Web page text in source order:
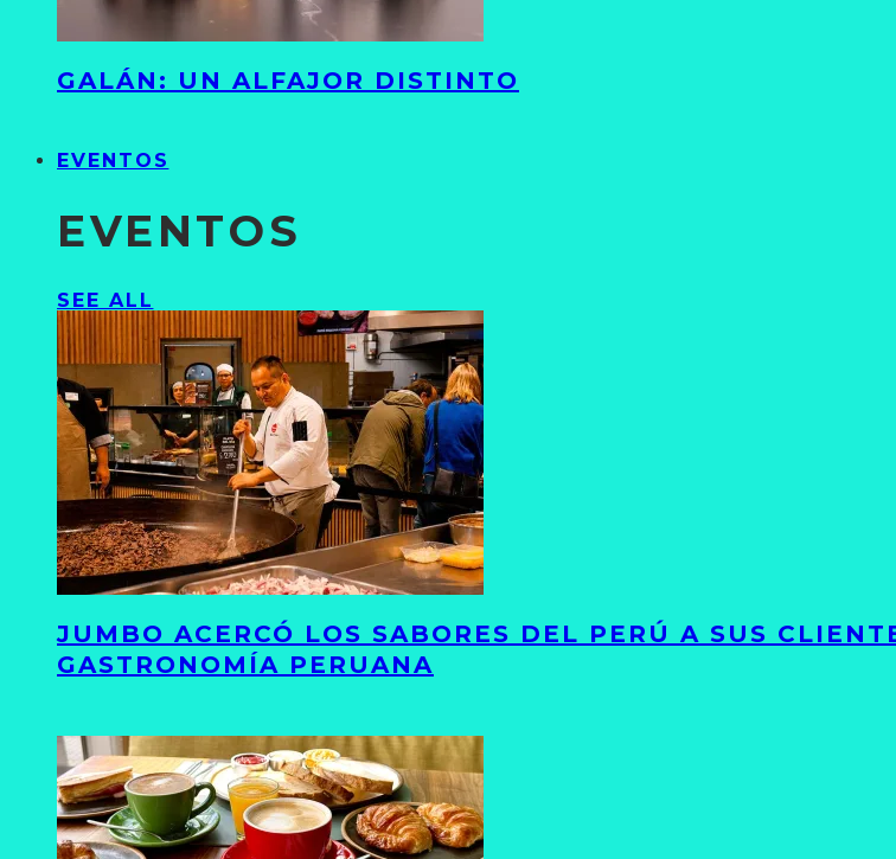
GALÁN: UN ALFAJOR DISTINTO
EVENTOS
EVENTOS
SEE ALL
JUMBO ACERCÓ LOS SABORES DEL PERÚ A SUS
GASTRONOMÍA PERUANA